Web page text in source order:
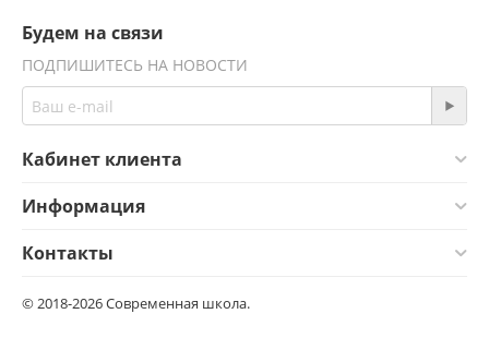
Будем на связи
ПОДПИШИТЕСЬ НА НОВОСТИ
Кабинет клиента
Информация
Контакты
© 2018-2026 Современная школа.